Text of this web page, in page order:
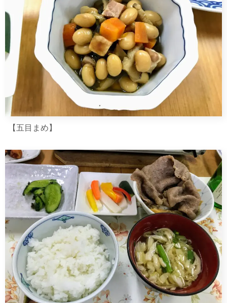
【五目まめ】